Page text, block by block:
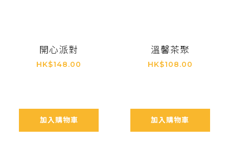
開心派對
HK$148.00
加入購物車
溫馨茶聚
HK$108.00
加入購物車